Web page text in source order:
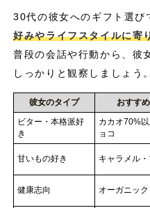
30代の彼女へのギフト選び
好みやライフスタイルに寄
普段の会話や行動から、彼
しっかりと観察しましょう。
彼女のタイプ おすす
ビター・本格派好
き
カカオ70%
ョコ
甘いもの好き キャラメル
健康志向 オーガニッ